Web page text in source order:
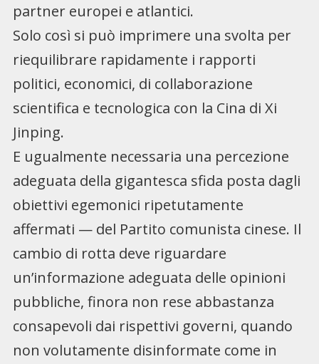
partner europei e atlantici.
Solo così si può imprimere una svolta per
riequilibrare rapidamente i rapporti
politici, economici, di collaborazione
scientifica e tecnologica con la Cina di Xi
Jinping.
E ugualmente necessaria una percezione
adeguata della gigantesca sfida posta dagli
obiettivi egemonici ripetutamente
affermati — del Partito comunista cinese. Il
cambio di rotta deve riguardare
un’informazione adeguata delle opinioni
pubbliche, finora non rese abbastanza
consapevoli dai rispettivi governi, quando
non volutamente disinformate come in